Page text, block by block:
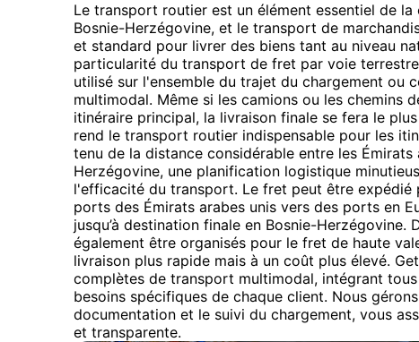
Le transport routier est un élément essentiel de la
Bosnie-Herzégovine, et le transport de
et standard pour livrer des biens tant au niveau
particularité du transport de fret par voie
utilisé sur l'ensemble du trajet du chargement ou
multimodal. Même si les camions ou les chemins
itinéraire principal, la livraison finale se fera le
rend le transport routier indispensable pour les
tenu de la distance considérable entre les Émirats
Herzégovine, une planification logistique
l'efficacité du transport. Le fret peut être expédié
ports des Émirats arabes unis vers des ports en
jusqu’à destination finale en Bosnie-Herzégovine.
également être organisés pour le fret de haute
livraison plus rapide mais à un coût plus élevé.
complètes de transport multimodal, intégrant
besoins spécifiques de chaque client. Nous
documentation et le suivi du chargement, vous
et transparente.